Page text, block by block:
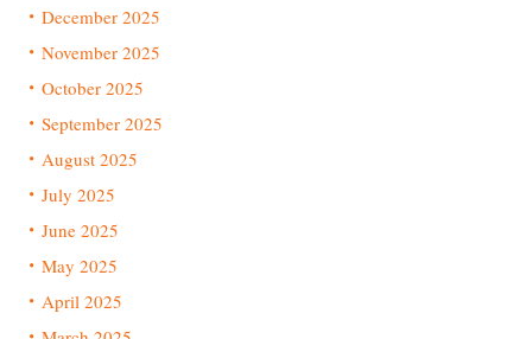
December 2025
November 2025
October 2025
September 2025
August 2025
July 2025
June 2025
May 2025
April 2025